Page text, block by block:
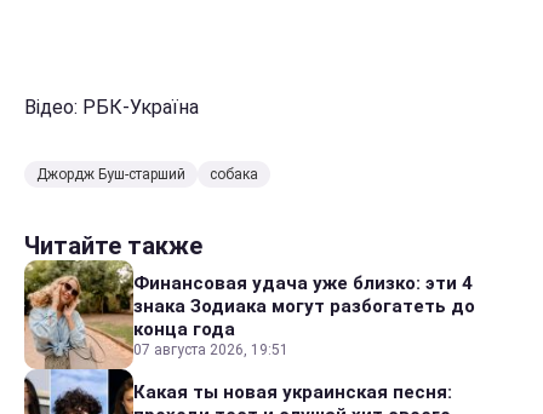
Відео: РБК-Україна
Джордж Буш-старший собака
Читайте также
Финансовая удача уже близко: эти 4
знака Зодиака могут разбогатеть до
конца года
07 августа 2026, 19:51
Какая ты новая украинская песня: